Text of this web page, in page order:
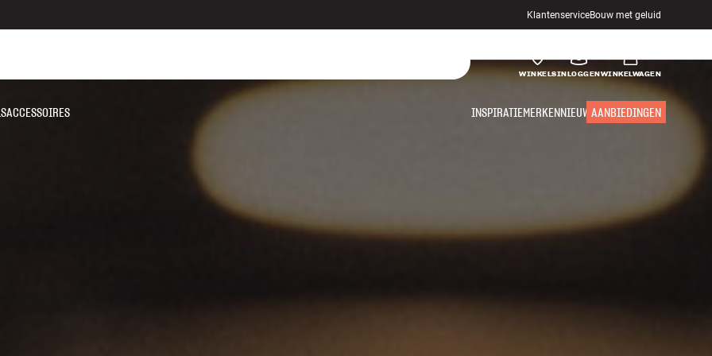
KlantenserviceBouw met geluid
WINKELSINLOGGENWINKELWAGEN
ACCESSOIRES INSPIRATIEMERKENNIEUW AANBIEDINGEN